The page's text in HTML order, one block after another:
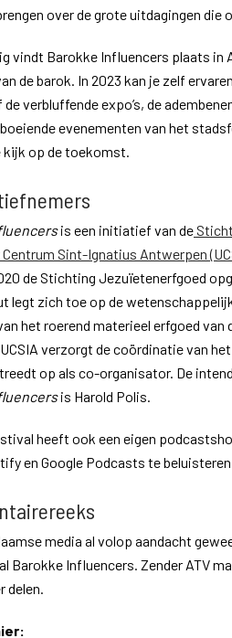
over de grote uitdagingen die
vindt Barokke Influencers plaats in
de barok. In 2023 kan je zelf
verbluffende expo’s, de
evenementen van het
kijk op de toekomst.
is een initiatief van de
Sint-Ignatius Antwerpen
de Stichting Jezuïetenerfgoed
legt zich toe op de
het roerend materieel erfgoed van
verzorgt de coördinatie van
op als co-organisator. De
is Harold Polis.
heeft ook een eigen
en Google Podcasts te
media al volop aandacht
Barokke Influencers. Zender ATV
delen.